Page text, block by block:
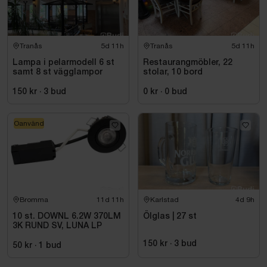
Tranås 5d 11h
Lampa i pelarmodell 6 st
samt 8 st vägglampor
150 kr · 3 bud
Tranås 5d 11h
Restaurangmöbler, 22
stolar, 10 bord
0 kr · 0 bud
Bromma 11d 11h
10 st. DOWNL 6.2W 370LM
3K RUND SV, LUNA LP
50 kr · 1 bud
Oanvänd
Karlstad 4d 9h
Ölglas | 27 st
150 kr · 3 bud